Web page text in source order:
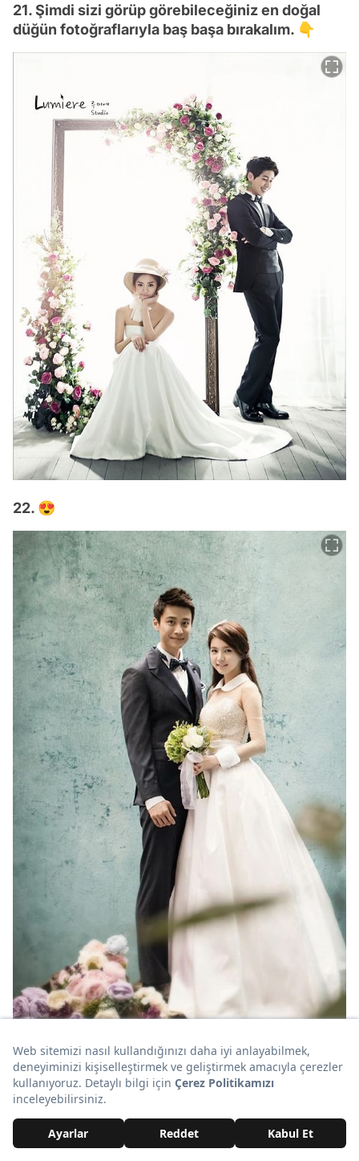
21. Şimdi sizi görüp görebileceğiniz en doğal
düğün fotoğraflarıyla baş başa bırakalım. 👇
22. 😍
23. Bakışlar... 😇